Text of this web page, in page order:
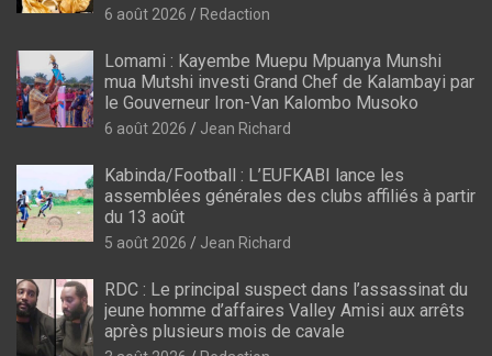
6 août 2026 Redaction
Lomami : Kayembe Muepu Mpuanya Munshi
mua Mutshi investi Grand Chef de Kalambayi par
le Gouverneur Iron-Van Kalombo Musoko
6 août 2026 Jean Richard
Kabinda/Football : L’EUFKABI lance les
assemblées générales des clubs affiliés à partir
du 13 août
5 août 2026 Jean Richard
RDC : Le principal suspect dans l’assassinat du
jeune homme d’affaires Valley Amisi aux arrêts
après plusieurs mois de cavale